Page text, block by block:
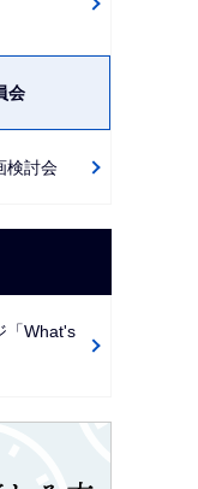
会
検討会
「What's